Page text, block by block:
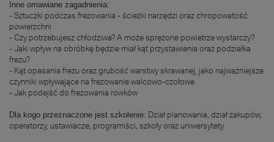
Inne omawiane zagadnienia:
- Sztuczki podczas frezowania - ścieżki narzędzi oraz chropowatość
powierzchni
- Czy potrzebujesz chłodziwa? A może sprężone powietrze wystarczy?
- Jaki wpływ na obróbkę będzie miał kąt przystawienia oraz podziałka
frezu?
- Kąt opasania frezu oraz grubość warstwy skrawanej, jako najważniejsze
czynniki wpływające na frezowanie walcowo-czołowe
- Jak podejść do frezowania rowków
Dla kogo przeznaczone jest szkolenie: Dział planowania, dział zakupów,
operatorzy, ustawiacze, programiści, szkoły oraz uniwersytety